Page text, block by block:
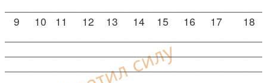
9 10 11 12 13 14 15 16 17 18